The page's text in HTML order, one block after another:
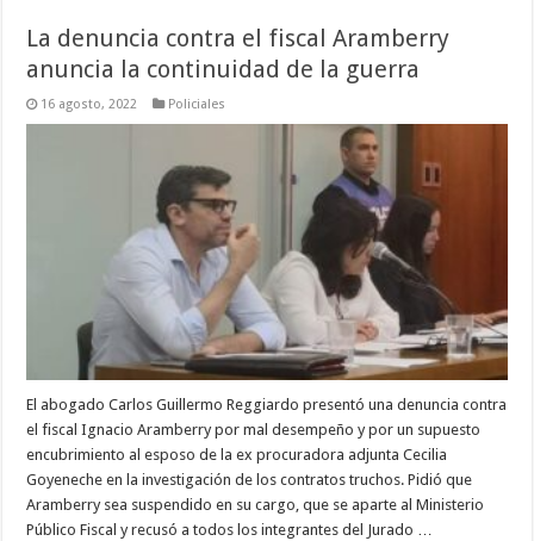
La denuncia contra el fiscal Aramberry
anuncia la continuidad de la guerra
16 agosto, 2022 Policiales
El abogado Carlos Guillermo Reggiardo presentó una denuncia contra
el fiscal Ignacio Aramberry por mal desempeño y por un supuesto
encubrimiento al esposo de la ex procuradora adjunta Cecilia
Goyeneche en la investigación de los contratos truchos. Pidió que
Aramberry sea suspendido en su cargo, que se aparte al Ministerio
Público Fiscal y recusó a todos los integrantes del Jurado …